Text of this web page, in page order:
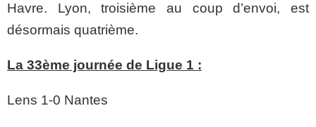
Havre. Lyon, troisième au coup d’envoi, est
désormais quatrième.
La 33ème journée de Ligue 1 :
Lens 1-0 Nantes